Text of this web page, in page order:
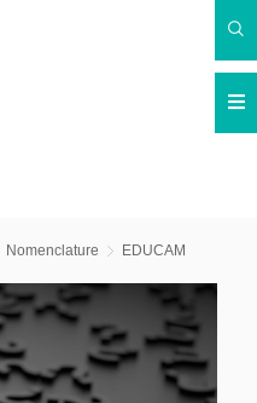
Nomenclature EDUCAM